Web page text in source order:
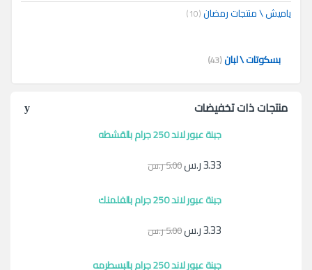
ياميش \ منتجات رمضان(10)
بسكوتات \ لبان(43)
منتجات ذات تخفيضات
جبنة عبور لاند 250 جرام بالقشطه
3.33ر.س5.00ر.س
جبنة عبور لاند 250 جرام بالفلمنك
3.33ر.س5.00ر.س
جبنة عبور لاند 250 جرام بالبسطرمه